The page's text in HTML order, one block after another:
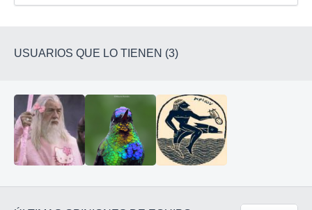
USUARIOS QUE LO TIENEN (3)